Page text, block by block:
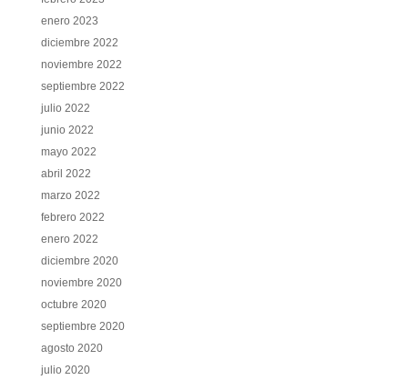
enero 2023
diciembre 2022
noviembre 2022
septiembre 2022
julio 2022
junio 2022
mayo 2022
abril 2022
marzo 2022
febrero 2022
enero 2022
diciembre 2020
noviembre 2020
octubre 2020
septiembre 2020
agosto 2020
julio 2020